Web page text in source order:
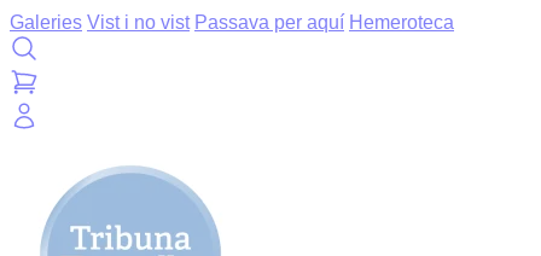
Galeries Vist i no vist Passava per aquí Hemeroteca